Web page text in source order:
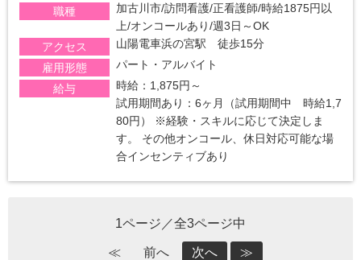
職種
加古川市/訪問看護/正看護師/時給1875円以
上/オンコールあり/週3日～OK
アクセス
山陽電車浜の宮駅 徒歩15分
雇用形態
パート・アルバイト
給与
時給：1,875円～
試用期間あり：6ヶ月（試用期間中 時給1,7
80円） ※経験・スキルに応じて決定しま
す。 その他オンコール、休日対応可能な場
合インセンティブあり
1ページ／全3ページ中
≪ 前へ 次へ ≫